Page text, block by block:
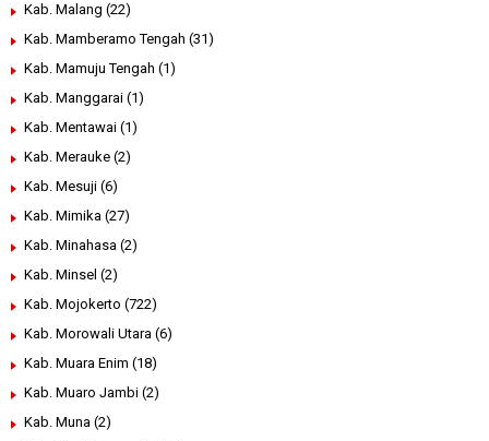
Kab. Malang (22)
Kab. Mamberamo Tengah (31)
Kab. Mamuju Tengah (1)
Kab. Manggarai (1)
Kab. Mentawai (1)
Kab. Merauke (2)
Kab. Mesuji (6)
Kab. Mimika (27)
Kab. Minahasa (2)
Kab. Minsel (2)
Kab. Mojokerto (722)
Kab. Morowali Utara (6)
Kab. Muara Enim (18)
Kab. Muaro Jambi (2)
Kab. Muna (2)